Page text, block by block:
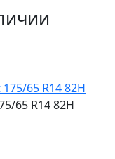
65 R14 82H